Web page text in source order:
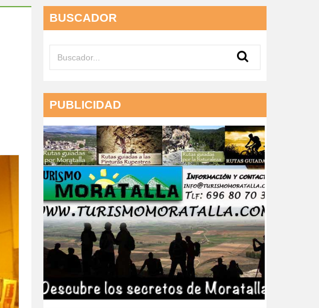
BUSCADOR
PUBLICIDAD